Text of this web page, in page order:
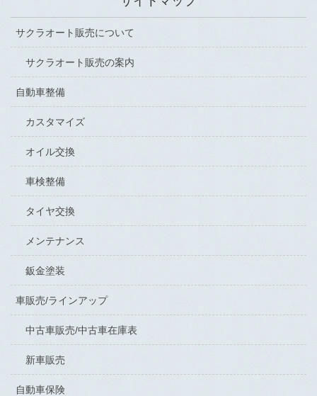
サクラオート販売について
サクラオート販売の案内
自動車整備
カスタマイズ
オイル交換
車検整備
タイヤ交換
メンテナンス
鈑金塗装
車販売/ラインアップ
中古車販売/中古車在庫表
新車販売
自動車保険